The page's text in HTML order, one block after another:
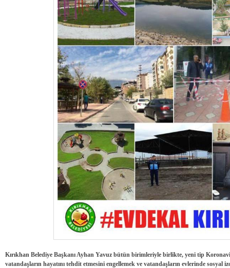
Kırıkhan Belediye Başkanı Ayhan Yavuz bütün birimleriyle birlikte, yeni tip
vatandaşların hayatını tehdit etmesini engellemek ve vatandaşların evlerinde sosyal